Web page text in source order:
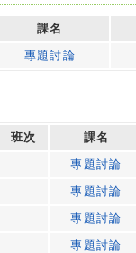
課名
專題討論
班次
課名
專題討論
專題討論
專題討論
專題討論